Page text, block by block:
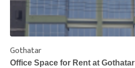
Gothatar
Office Space for Rent at Gothatar